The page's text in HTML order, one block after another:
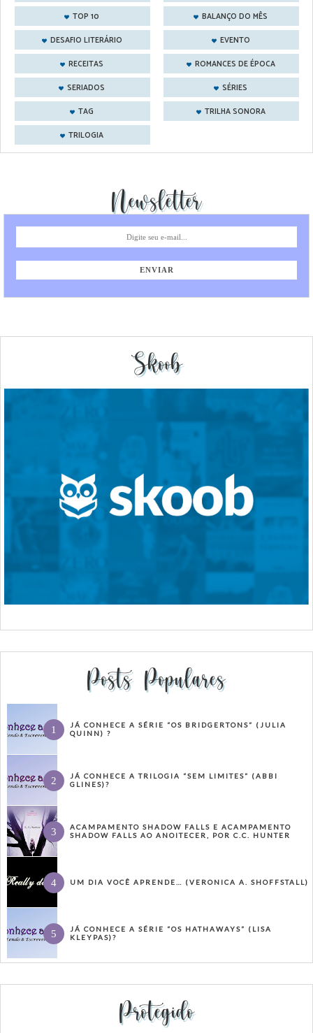
TOP 10
BALANÇO DO MÊS
DESAFIO LITERÁRIO
EVENTO
RECEITAS
ROMANCES DE ÉPOCA
SERIADOS
SÉRIES
TAG
TRILHA SONORA
TRILOGIA
Newsletter
Skoob
Posts Populares
JÁ CONHECE A SÉRIE “OS BRIDGERTONS” (JULIA
QUINN) ?
JÁ CONHECE A TRILOGIA “SEM LIMITES” (ABBI
GLINES)?
ACAMPAMENTO SHADOW FALLS E ACAMPAMENTO
SHADOW FALLS AO ANOITECER, POR C.C. HUNTER
UM DIA VOCÊ APRENDE… (VERONICA A. SHOFFSTALL)
JÁ CONHECE A SÉRIE “OS HATHAWAYS” (LISA
KLEYPAS)?
Protegido